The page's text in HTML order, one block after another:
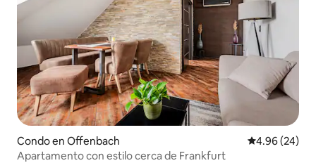
Condo en Offenbach Calificación
4.96 (24)
Apartamento con estilo cerca de Frankfurt